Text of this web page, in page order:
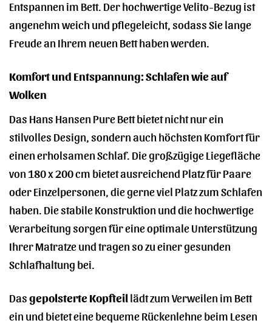
Entspannen im Bett. Der hochwertige Velito-Bezug ist
angenehm weich und pflegeleicht, sodass Sie lange
Freude an Ihrem neuen Bett haben werden.
Komfort und Entspannung: Schlafen wie auf
Wolken
Das Hans Hansen Pure Bett bietet nicht nur ein
stilvolles Design, sondern auch höchsten Komfort für
einen erholsamen Schlaf. Die großzügige Liegefläche
von 180 x 200 cm bietet ausreichend Platz für Paare
oder Einzelpersonen, die gerne viel Platz zum Schlafen
haben. Die stabile Konstruktion und die hochwertige
Verarbeitung sorgen für eine optimale Unterstützung
Ihrer Matratze und tragen so zu einer gesunden
Schlafhaltung bei.
Dasgepolsterte Kopfteil lädt zum Verweilen im Bett
ein und bietet eine bequeme Rückenlehne beim Lesen